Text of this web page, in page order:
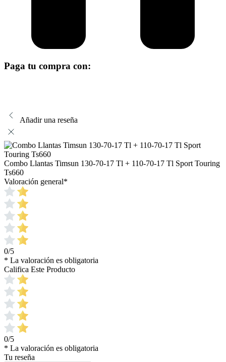
Paga tu compra con:
Añadir una reseña
Combo Llantas Timsun 130-70-17 Tl + 110-70-17 Tl Sport Touring
Ts660
Valoración general*
0/5
* La valoración es obligatoria
Califica Este Producto
0/5
* La valoración es obligatoria
Tu reseña